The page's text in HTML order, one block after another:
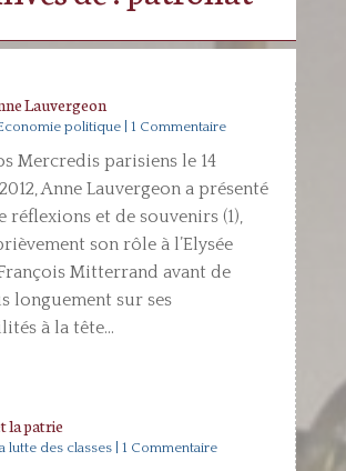
Lauvergeon
politique| 1 Commentaire
Mercredis parisiens le 14
Anne Lauvergeon a présenté
réflexions et de souvenirs (1),
son rôle à l’Elysée
Mitterrand avant de
longuement sur ses
à la tête...
la patrie
lutte des classes| 1 Commentaire